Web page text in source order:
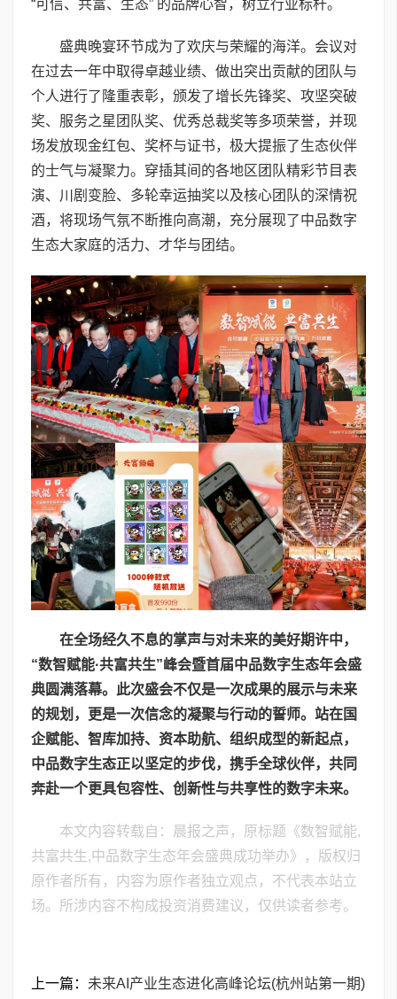
“可信、共富、生态” 的品牌心智，树立行业标杆。
盛典晚宴环节成为了欢庆与荣耀的海洋。会议对
在过去一年中取得卓越业绩、做出突出贡献的团队与
个人进行了隆重表彰，颁发了增长先锋奖、攻坚突破
奖、服务之星团队奖、优秀总裁奖等多项荣誉，并现
场发放现金红包、奖杯与证书，极大提振了生态伙伴
的士气与凝聚力。穿插其间的各地区团队精彩节目表
演、川剧变脸、多轮幸运抽奖以及核心团队的深情祝
酒，将现场气氛不断推向高潮，充分展现了中品数字
生态大家庭的活力、才华与团结。
在全场经久不息的掌声与对未来的美好期许中，
“数智赋能·共富共生”峰会暨首届中品数字生态年会盛
典圆满落幕。此次盛会不仅是一次成果的展示与未来
的规划，更是一次信念的凝聚与行动的誓师。站在国
企赋能、智库加持、资本助航、组织成型的新起点，
中品数字生态正以坚定的步伐，携手全球伙伴，共同
奔赴一个更具包容性、创新性与共享性的数字未来。
本文内容转载自：晨报之声，原标题《数智赋能,
共富共生,中品数字生态年会盛典成功举办》，版权归
原作者所有，内容为原作者独立观点，不代表本站立
场。所涉内容不构成投资消费建议，仅供读者参考。
上一篇： 未来AI产业生态进化高峰论坛(杭州站第一期)